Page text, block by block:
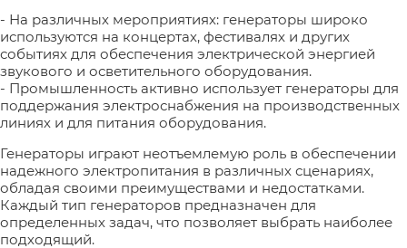
- На различных мероприятиях: генераторы широко
используются на концертах, фестивалях и других
событиях для обеспечения электрической энергией
звукового и осветительного оборудования.
- Промышленность активно использует генераторы для
поддержания электроснабжения на производственных
линиях и для питания оборудования.
Генераторы играют неотъемлемую роль в обеспечении
надежного электропитания в различных сценариях,
обладая своими преимуществами и недостатками.
Каждый тип генераторов предназначен для
определенных задач, что позволяет выбрать наиболее
подходящий.